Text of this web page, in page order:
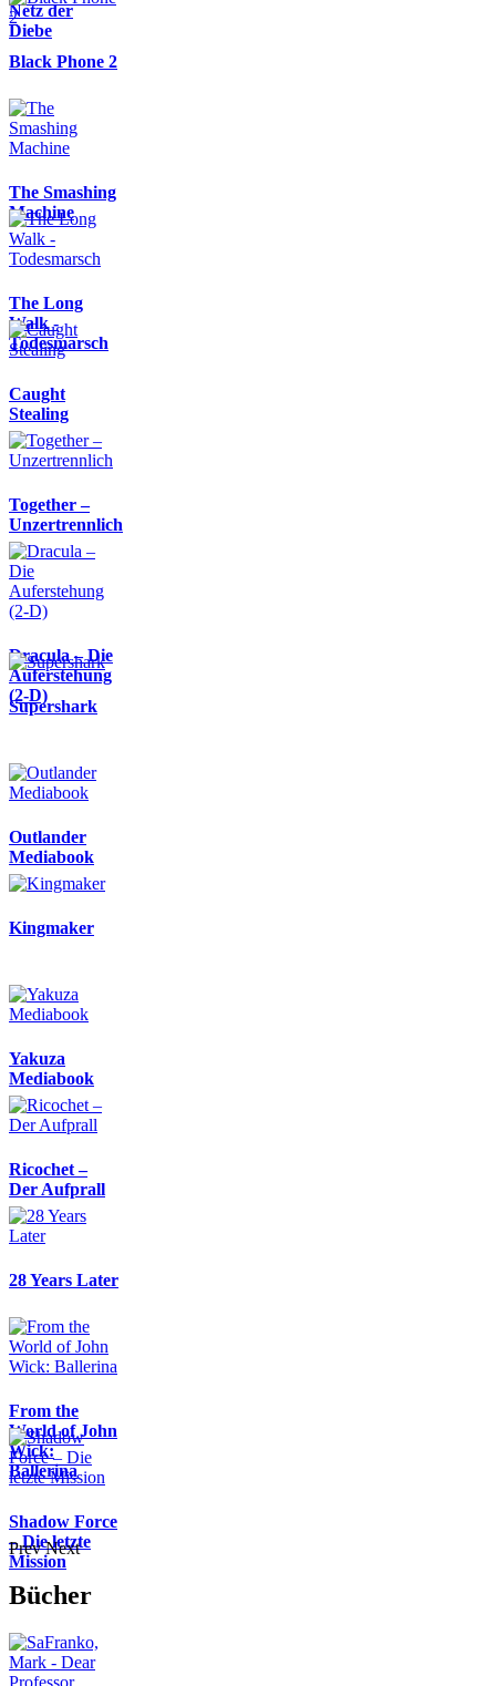
Netz der
Diebe
Black Phone 2
The Smashing
Machine
The Long
Walk -
Todesmarsch
Caught
Stealing
Together –
Unzertrennlich
Dracula – Die
Auferstehung
(2-D)
Supershark
Outlander
Mediabook
Kingmaker
Yakuza
Mediabook
Ricochet –
Der Aufprall
28 Years Later
From the
World of John
Wick:
Ballerina
Shadow Force
– Die letzte
Mission
Prev Next
Bücher